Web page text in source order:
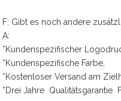
F: Gibt es noch andere
A:
*Kundenspezifischer
*Kundenspezifische Farbe;
*Kostenloser Versand am
*Drei Jahre Qualitätsgarantie